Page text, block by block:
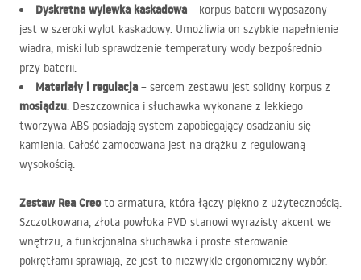
Dyskretna wylewka kaskadowa – korpus baterii wyposażony
jest w szeroki wylot kaskadowy. Umożliwia on szybkie napełnienie
wiadra, miski lub sprawdzenie temperatury wody bezpośrednio
przy baterii.
Materiały i regulacja – sercem zestawu jest solidny korpus z
mosiądzu. Deszczownica i słuchawka wykonane z lekkiego
tworzywa ABS posiadają system zapobiegający osadzaniu się
kamienia. Całość zamocowana jest na drążku z regulowaną
wysokością.
Zestaw Rea Creoto armatura, która łączy piękno z użytecznością.
Szczotkowana, złota powłoka PVD stanowi wyrazisty akcent we
wnętrzu, a funkcjonalna słuchawka i proste sterowanie
pokrętłami sprawiają, że jest to niezwykle ergonomiczny wybór.